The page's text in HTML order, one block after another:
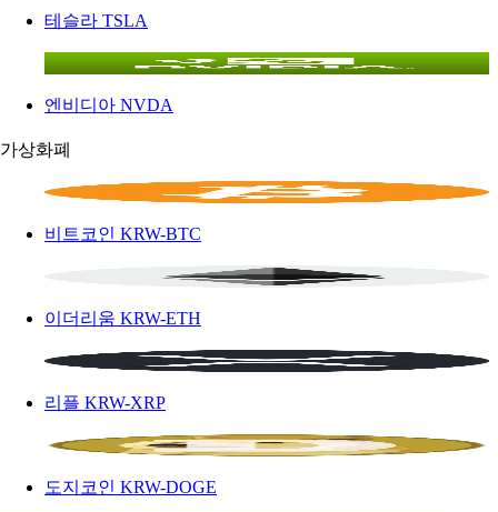
테슬라 TSLA
엔비디아 NVDA
가상화폐
비트코인 KRW-BTC
이더리움 KRW-ETH
리플 KRW-XRP
도지코인 KRW-DOGE